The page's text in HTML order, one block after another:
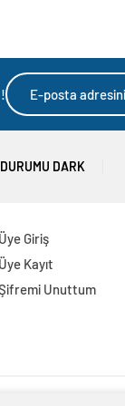
DARK
Üye Giriş
Üye Kayıt
Unuttum